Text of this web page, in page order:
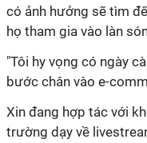
có ảnh hưởng sẽ tìm
họ tham gia vào làn
"Tôi hy vọng có ngày
bước chân vào e-
Xin đang hợp tác với
trường dạy về